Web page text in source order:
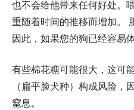
也不会给他带来任何好处。
重随着时间的推移而增加。
因此，如果您的狗已经容易
有些棉花糖可能很大，这可
（扁平脸犬种）构成风险，
窒息。